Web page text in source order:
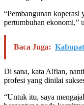
“Pembangunan koperasi
pertumbuhan ekonomi,”
Baca Juga:
Di sana, kata Alfian,
profesi yang dinilai
“Untuk itu, saya